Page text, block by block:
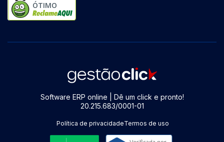
ÓTIMO
Software ERP online | Dê um click e pronto!
20.215.683/0001-01
Política de privacidadeTermos de uso